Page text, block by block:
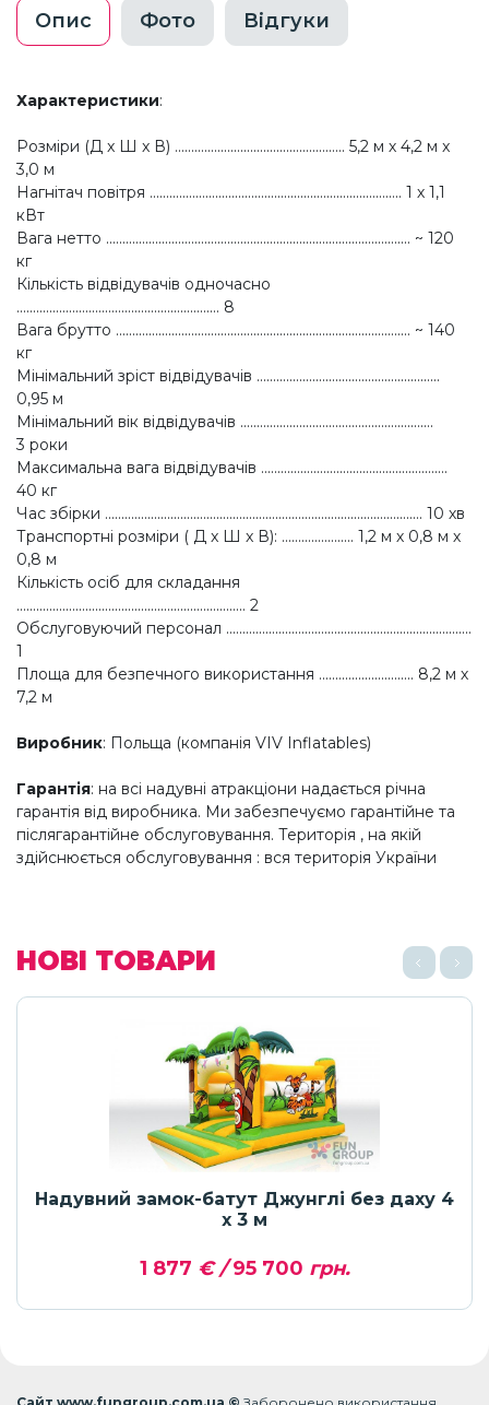
Опис Фото Відгуки
Характеристики:
Розміри (Д x Ш x В) .................................................... 5,2 м х 4,2 м x
3,0 м
Нагнітач повітря ............................................................................. 1 х 1,1
кВт
Вага нетто ............................................................................................. ~ 120
кг
Кількість відвідувачів одночасно
.............................................................. 8
Вага брутто .......................................................................................... ~ 140
кг
Мінімальний зріст відвідувачів ........................................................
0,95 м
Мінімальний вік відвідувачів ...........................................................
3 роки
Максимальна вага відвідувачів .........................................................
40 кг
Час збірки ................................................................................................. 10 хв
Транспортні розміри ( Д x Ш x В): ...................... 1,2 м х 0,8 м х
0,8 м
Кількість осіб для складання
...................................................................... 2
Обслуговуючий персонал ...........................................................................
1
Площа для безпечного використання ............................. 8,2 м х
7,2 м
Виробник: Польща (компанія VIV Inflatables)
Гарантія: на всі надувні атракціони надається річна
гарантія від виробника. Ми забезпечуємо гарантійне та
післягарантійне обслуговування. Територія , на якій
здійснюється обслуговування : вся територія України
НОВІ ТОВАРИ
Надувний замок-батут Джунглі без даху 4
х 3 м
1 877 € /95 700 грн.